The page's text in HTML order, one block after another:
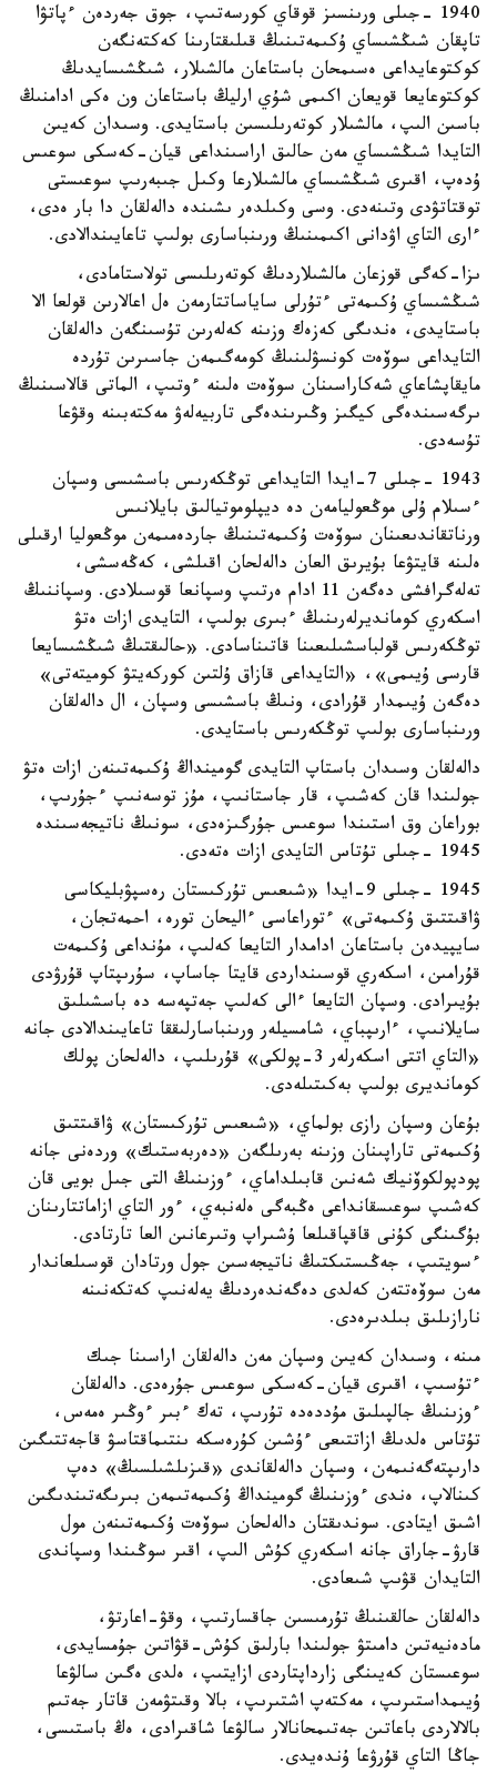
1940 -جىلى ورىنسىز قوقاي كورسەتىپ، جوق جەردەن ءپاتۋا
تاپقان شىڭشىساي ۇكىمەتىنىڭ قىلىقتارىنا كەكتەنگەن
كوكتوعايداعى ەسىمحان باستاعان مالشىلار، شىڭشىسايدىڭ
كوكتوعايعا قويعان اكىمى شۇي ارليڭ باستاعان ون ەكى ادامنىڭ
باسىن الىپ، مالشىلار كوتەرىلىسىن باستايدى. وسىدان كەيىن
التايدا شىڭشىساي مەن حالىق اراسىنداعى قيان-كەسكى سوعىس
ۇدەپ، اقىرى شىڭشىساي مالشىلارعا وكىل جىبەرىپ سوعىستى
توقتاتۋدى وتىنەدى. وسى وكىلدەر ىشىندە دالەلقان دا بار ەدى،
ءارى التاي اۋدانى اكىمىنىڭ ورىنباسارى بولىپ تاعايىندالادى.
ىزا-كەگى قوزعان مالشىلاردىڭ كوتەرىلىسى تولاستامادى،
شىڭشىساي ۇكىمەتى ءتۇرلى ساياساتتارمەن ەل اعالارىن قولعا الا
باستايدى، ەندىگى كەزەك وزىنە كەلەرىن تۇسىنگەن دالەلقان
التايداعى سوۆەت كونسۋلىنىڭ كومەگىمەن جاسىرىن تۇردە
مايقاپشاعاي شەكاراسىنان سوۆەت ەلىنە ءوتىپ، الماتى قالاسىنىڭ
ىرگەسىندەگى كيگىز وڭىرىندەگى تاربيەلەۋ مەكتەبىنە وقۋعا
تۇسەدى.
1943 -جىلى 7-ايدا التايداعى توڭكەرىس باسشىسى وسپان
ءسىلام ۇلى موڭعوليامەن دە ديپلوموتيالىق بايلانىس
ورناتقاندىعىنان سوۆەت ۇكىمەتىنىڭ جاردەمىمەن موڭعوليا ارقىلى
ەلىنە قايتۋعا بۇيرىق العان دالەلحان اقىلشى، كەڭەسشى،
تەلەگرافشى دەگەن 11 ادام ەرتىپ وسپانعا قوسىلادى. وسپاننىڭ
اسكەري كومانديرلەرىنىڭ ءبىرى بولىپ، التايدى ازات ەتۋ
توڭكەرىس قولباسشىلىعىنا قاتىناسادى. «حالىقتىڭ شىڭشىسايعا
قارسى ۇيىمى»، «التايداعى قازاق ۇلتىن كوركەيتۋ كوميتەتى»
دەگەن ۇيىمدار قۇرادى، ونىڭ باسشىسى وسپان، ال دالەلقان
ورىنباسارى بولىپ توڭكەرىس باستايدى.
دالەلقان وسىدان باستاپ التايدى گومينداڭ ۇكىمەتىنەن ازات ەتۋ
جولىندا قان كەشىپ، قار جاستانىپ، مۇز توسەنىپ ءجۇرىپ،
بوراعان وق استىندا سوعىس جۇرگىزەدى، سونىڭ ناتيجەسىندە
1945 -جىلى تۇتاس التايدى ازات ەتەدى.
1945 -جىلى 9-ايدا «شىعىس تۇركىستان رەسپۋبليكاسى
ۋاقىتتىق ۇكىمەتى» ءتوراعاسى ءاليحان تورە، احمەتجان،
سايپيدەن باستاعان ادامدار التايعا كەلىپ، مۇنداعى ۇكىمەت
قۇرامىن، اسكەري قوسىنداردى قايتا جاساپ، سۇرىپتاپ قۇرۋدى
بۇيىرادى. وسپان التايعا ءالى كەلىپ جەتپەسە دە باسشىلىق
سايلانىپ، ءارىپباي، شامسيلەر ورىنباسارلىققا تاعايىندالادى جانە
«التاي اتتى اسكەرلەر 3-پولكى» قۇرىلىپ، دالەلحان پولك
كومانديرى بولىپ بەكىتىلەدى.
بۇعان وسپان رازى بولماي، «شىعىس تۇركىستان» ۋاقىتتىق
ۇكىمەتى تاراپىنان وزىنە بەرىلگەن «دەربەستىك» وردەنى جانە
پودپولكوۆنيك شەنىن قابىلداماي، ءوزىنىڭ التى جىل بويى قان
كەشىپ سوعىسقانداعى ەڭبەگى ەلەنبەي، ءور التاي ازاماتتارىنان
بۇگىنگى كۇنى قاقپاقىلعا ۇشىراپ وتىرعانىن العا تارتادى.
ءسويتىپ، جەڭىستىكتىڭ ناتيجەسىن جول ورتادان قوسىلعاندار
مەن سوۆەتتەن كەلدى دەگەندەردىڭ يەلەنىپ كەتكەنىنە
نارازىلىق بىلدىرەدى.
مىنە، وسىدان كەيىن وسپان مەن دالەلقان اراسىنا جىك
ءتۇسىپ، اقىرى قيان-كەسكى سوعىس جۇرەدى. دالەلقان
ءوزىنىڭ جالپىلىق مۇددەدە تۇرىپ، تەك ءبىر ءوڭىر ەمەس،
تۇتاس ەلدىڭ ازاتتىعى ءۇشىن كۇرەسكە ىنتىماقتاسۋ قاجەتتىگىن
دارىپتەگەنىمەن، وسپان دالەلقاندى «قىزىلشىلسىڭ» دەپ
كىنالاپ، ەندى ءوزىنىڭ گومينداڭ ۇكىمەتىمەن بىرىگەتىندىگىن
اشىق ايتادى. سوندىقتان دالەلحان سوۆەت ۇكىمەتىنەن مول
قارۋ-جاراق جانە اسكەري كۇش الىپ، اقىر سوڭىندا وسپاندى
التايدان قۋىپ شىعادى.
دالەلقان حالقىنىڭ تۇرمىسىن جاقسارتىپ، وقۋ-اعارتۋ،
مادەنيەتىن دامىتۋ جولىندا بارلىق كۇش-قۋاتىن جۇمسايدى،
سوعىستان كەيىنگى زارداپتاردى ازايتىپ، ەلدى ەگىن سالۋعا
ۇيىمداستىرىپ، مەكتەپ اشتىرىپ، بالا وقىتۋمەن قاتار جەتىم
بالالاردى باعاتىن جەتىمحانالار سالۋعا شاقىرادى، ەڭ باستىسى،
جاڭا التاي قۇرۋعا ۇندەيدى.